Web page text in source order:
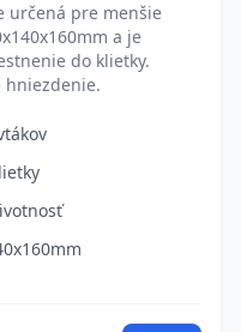
určená pre menšie
a je
do klietky.
hniezdenie.